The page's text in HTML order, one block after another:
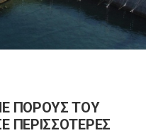
ΠΟΡΟΥΣ ΤΟΥ
ΠΕΡΙΣΣΟΤΕΡΕΣ